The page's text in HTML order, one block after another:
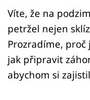
Víte, že na
petržel nejen
Prozradíme, proč
jak připravit
abychom si